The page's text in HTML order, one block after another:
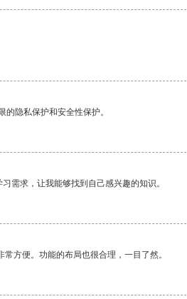
隐私保护和安全性保护。
需求，让我能够找到自己感兴趣的知识。
方便。功能的布局也很合理，一目了然。